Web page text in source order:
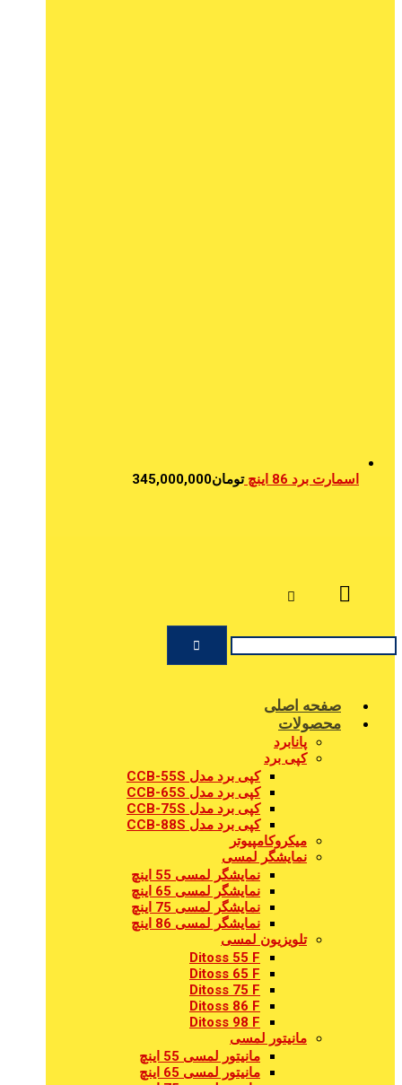
اسمارت برد 86 اینچ تومان345,000,000
صفحه اصلی
محصولات
پانابرد
کپی برد
کپی برد مدل CCB-55S
کپی برد مدل CCB-65S
کپی برد مدل CCB-75S
کپی برد مدل CCB-88S
میکروکامپیوتر
نمایشگر لمسی
نمایشگر لمسی 55 اینچ
نمایشگر لمسی 65 اینچ
نمایشگر لمسی 75 اینچ
نمایشگر لمسی 86 اینچ
تلویزیون لمسی
Ditoss 55 F
Ditoss 65 F
Ditoss 75 F
Ditoss 86 F
Ditoss 98 F
مانیتور لمسی
مانیتور لمسی 55 اینچ
مانیتور لمسی 65 اینچ